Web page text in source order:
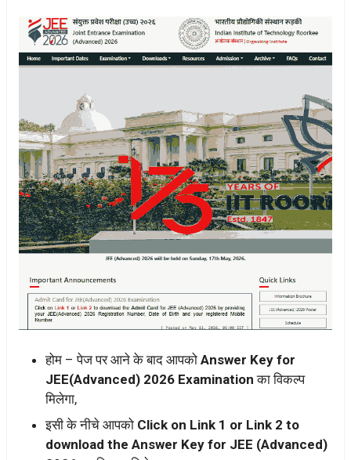
होम – पेज पर आने के बाद आपको Answer Key for
JEE(Advanced) 2026 Examinationका विकल्प
मिलेगा,
इसी के नीचे आपको Click on Link 1 or Link 2 to
download the Answer Key for JEE (Advanced)